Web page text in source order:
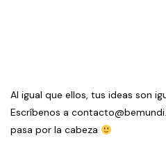
Al igual que ellos, tus ideas son
Escríbenos a
pasa por la cabeza